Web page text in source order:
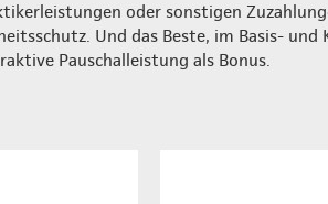
oder sonstigen
Und das Beste, im Basis-
Pauschalleistung als Bonus.